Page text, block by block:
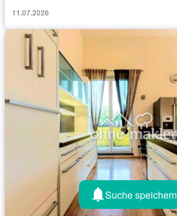
11.07.2026
Suche speichern